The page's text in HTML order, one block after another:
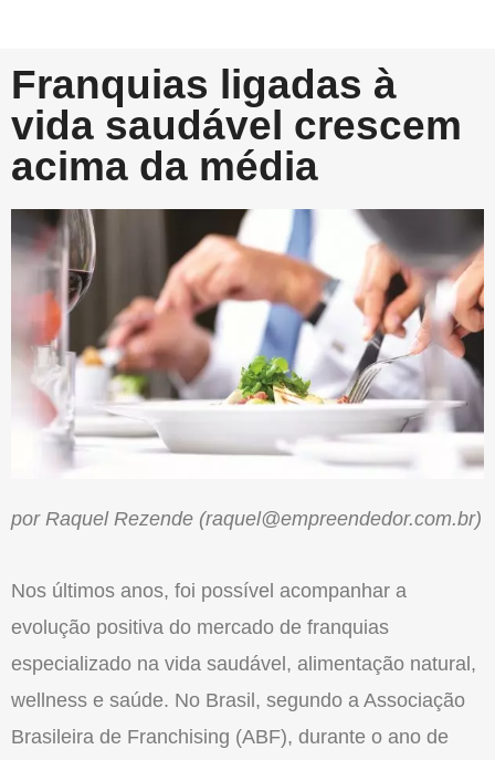
Franquias ligadas à
vida saudável crescem
acima da média
por Raquel Rezende (raquel@empreendedor.com.br)
Nos últimos anos, foi possível acom­panhar a
evolução positiva do mercado de franquias
especializado na vida sau­dável, alimentação natural,
wellness e saúde. No Brasil, segundo a Asso­ciação
Brasileira de Franchising (ABF), durante o ano de